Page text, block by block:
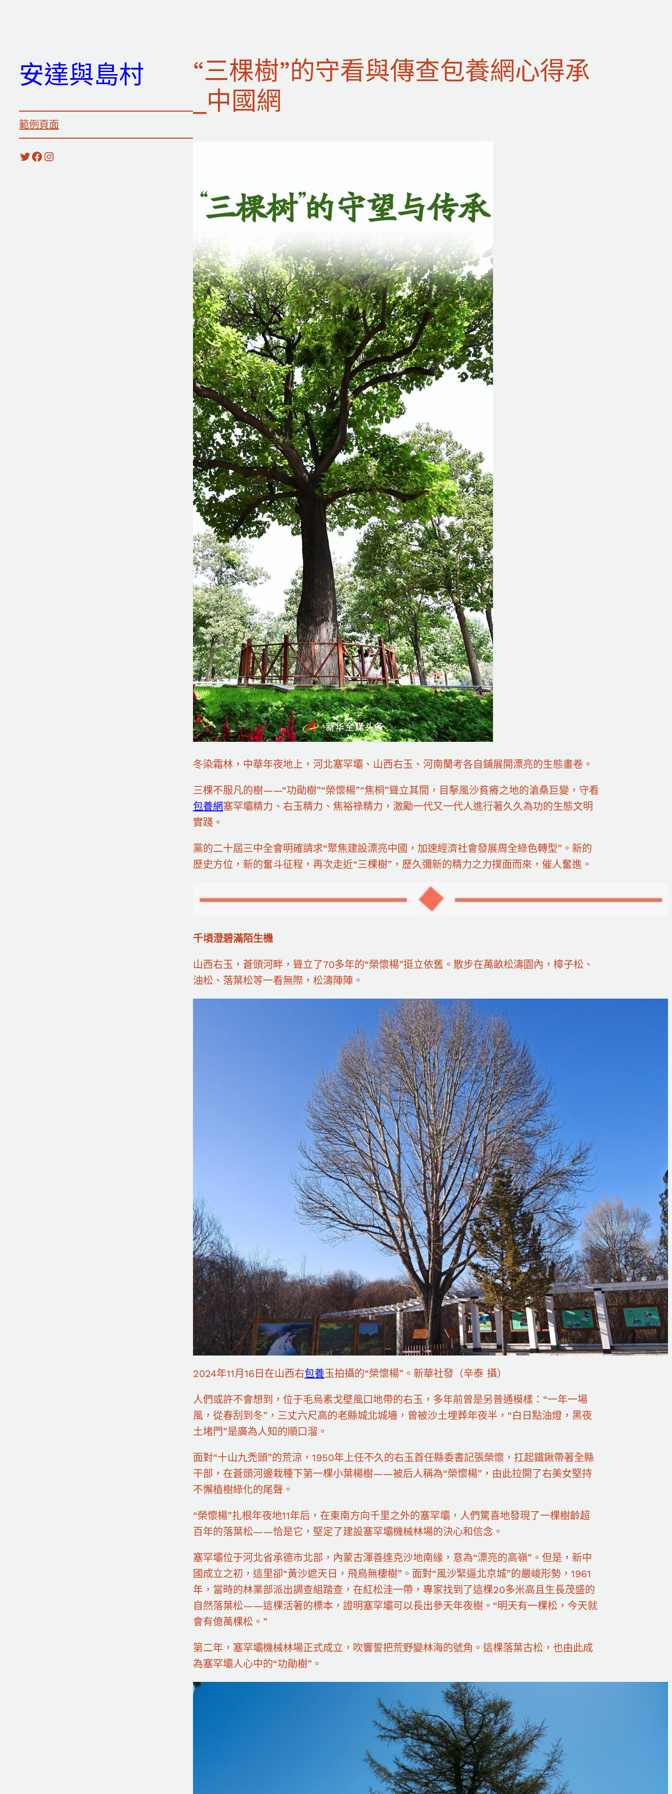
安達與島村
範例頁面
X Facebook Instagram
“三棵樹”的守看與傳查包養網心得承
_中國網
冬染霜林，中華年夜地上，河北塞罕壩、山西右玉、河南蘭考各自鋪展開漂亮的生態畫卷。
三棵不服凡的樹——“功勛樹”“榮懷楊”“焦桐”聳立其間，目擊風沙貧瘠之地的滄桑巨變，守看
包養網塞罕壩精力、右玉精力、焦裕祿精力，激勵一代又一代人進行著久久為功的生態文明
實踐。
黨的二十屆三中全會明確請求“聚焦建設漂亮中國，加速經濟社會發展周全綠色轉型”。新的
歷史方位，新的奮斗征程，再次走近“三棵樹”，歷久彌新的精力之力撲面而來，催人奮進。
千頃澄碧滿陌生機
山西右玉，蒼頭河畔，聳立了70多年的“榮懷楊”挺立依舊。散步在萬畝松濤園內，樟子松、
油松、落葉松等一看無際，松濤陣陣。
2024年11月16日在山西右包養玉拍攝的“榮懷楊”。新華社發（辛泰 攝）
人們或許不會想到，位于毛烏素戈壁風口地帶的右玉，多年前曾是另普通模樣：“一年一場
風，從春刮到冬”，三丈六尺高的老縣城北城墻，曾被沙土埋葬年夜半，“白日點油燈，黑夜
土堵門”是廣為人知的順口溜。
面對“十山九禿頭”的荒涼，1950年上任不久的右玉首任縣委書記張榮懷，扛起鐵鍬帶著全縣
干部，在蒼頭河邊栽種下第一棵小葉楊樹——被后人稱為“榮懷楊”，由此拉開了右美女堅持
不懈植樹綠化的尾聲。
“榮懷楊”扎根年夜地11年后，在東南方向千里之外的塞罕壩，人們驚喜地發現了一棵樹齡超
百年的落葉松——恰是它，堅定了建設塞罕壩機械林場的決心和信念。
塞罕壩位于河北省承德市北部，內蒙古渾善達克沙地南緣，意為“漂亮的高嶺”。但是，新中
國成立之初，這里卻“黃沙遮天日，飛鳥無棲樹”。面對“風沙緊逼北京城”的嚴峻形勢，1961
年，當時的林業部派出調查組踏查，在紅松洼一帶，專家找到了這棵20多米高且生長茂盛的
自然落葉松——這棵活著的標本，證明塞罕壩可以長出參天年夜樹。“明天有一棵松，今天就
會有億萬棵松。”
第二年，塞罕壩機械林場正式成立，吹響誓把荒野變林海的號角。這棵落葉古松，也由此成
為塞罕壩人心中的“功勛樹”。